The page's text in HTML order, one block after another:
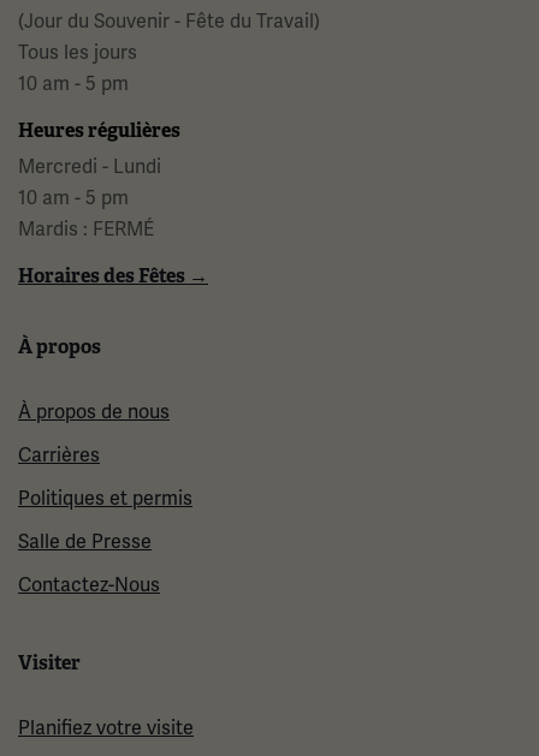
(Jour du Souvenir - Fête du Travail)
Tous les jours
10 am - 5 pm
Heures régulières
Mercredi - Lundi
10 am - 5 pm
Mardis : FERMÉ
Horaires des Fêtes →
À propos
À propos de nous
Carrières
Politiques et permis
Salle de Presse
Contactez-Nous
Visiter
Planifiez votre visite